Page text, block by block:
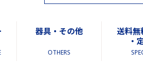
器具・その他
OTHERS
送料無
・